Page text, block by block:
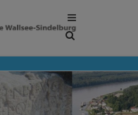
Site